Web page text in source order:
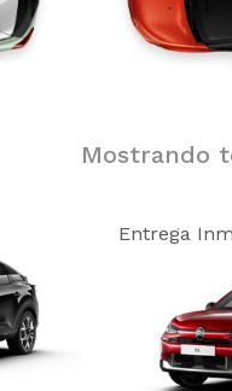
Mostrando
Entrega